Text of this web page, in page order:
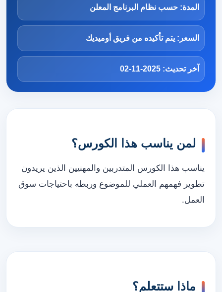
المدة: حسب نظام البرنامج المعلن
السعر: يتم تأكيده من فريق أوميديك
آخر تحديث: 2025-11-02
لمن يناسب هذا الكورس؟
يناسب هذا الكورس المتدربين والمهنيين الذين يريدون
تطوير فهمهم العملي للموضوع وربطه باحتياجات سوق
العمل.
ماذا ستتعلم؟